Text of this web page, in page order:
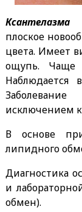
Ксантелазма
плоское
цвета. Имеет
ощупь. Чаще
Наблюдается
исключением
В основе
липидного
Диагностика
и
обмен).